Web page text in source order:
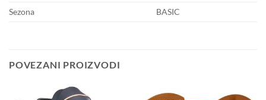
Sezona
BASIC
POVEZANI PROIZVODI